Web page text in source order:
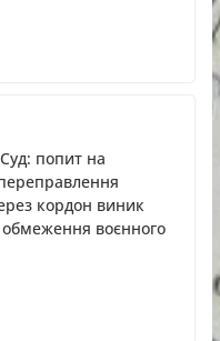
попит на
кордон виник
воєнного